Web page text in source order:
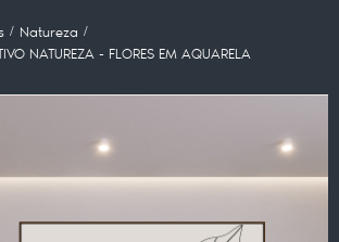
Natureza
NATUREZA - FLORES EM AQUARELA